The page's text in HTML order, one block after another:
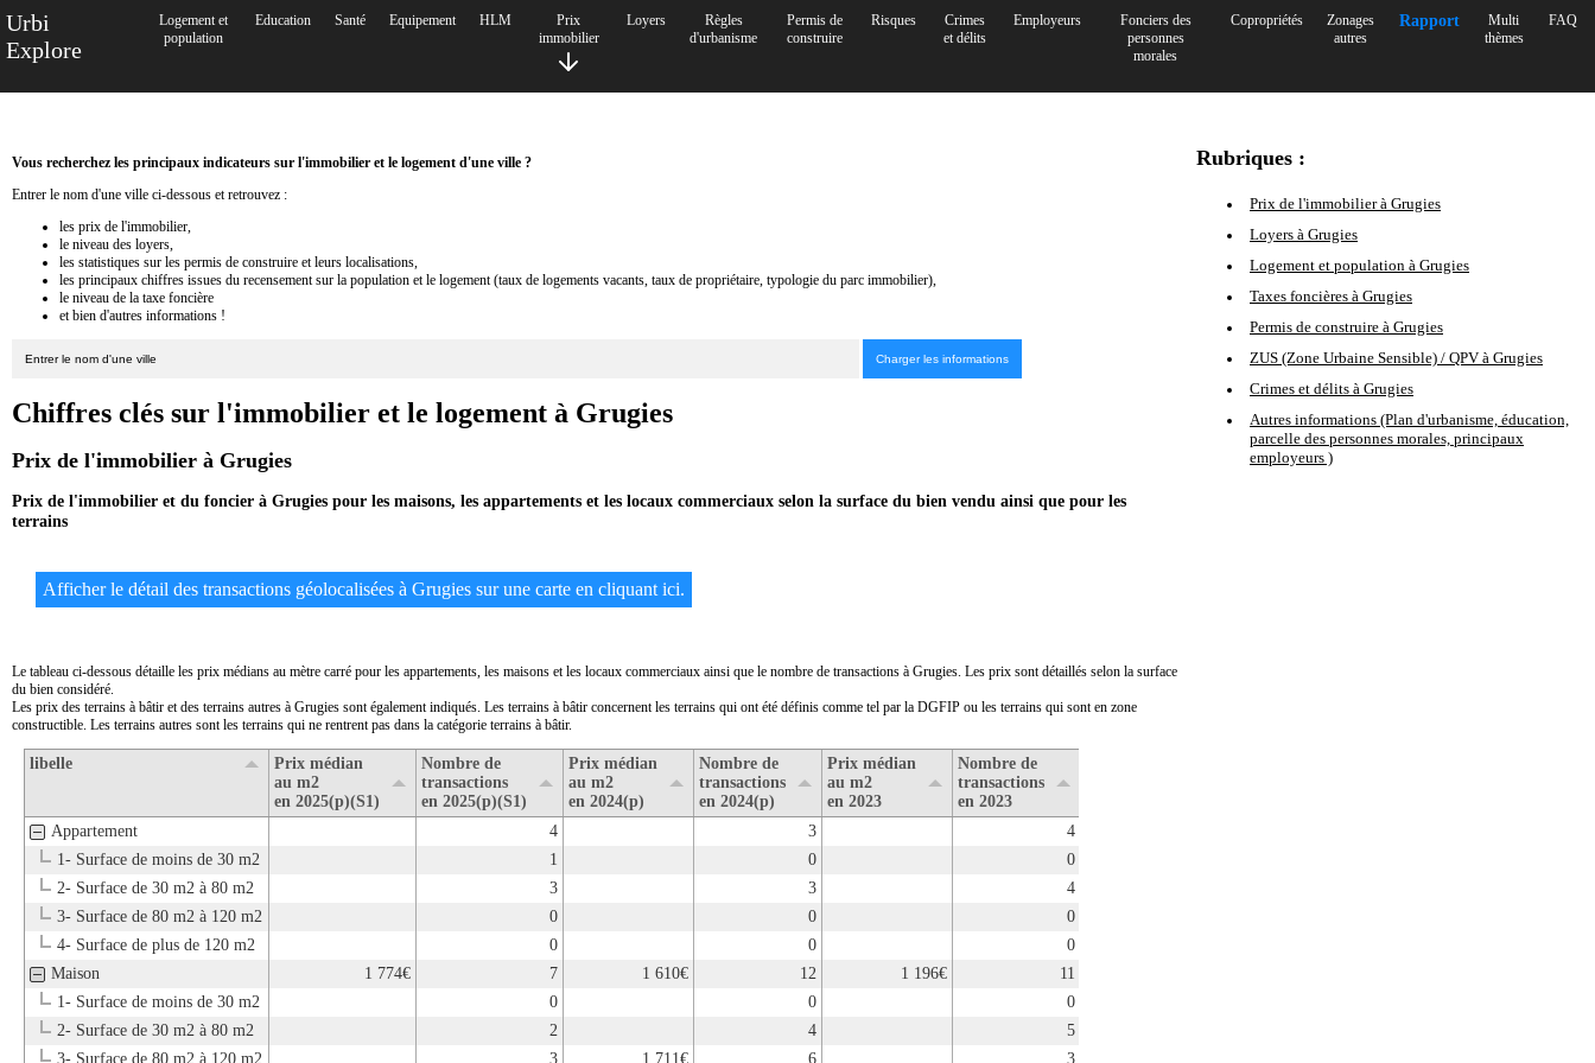
Urbi
Explore
Logement et
population
Education Santé Equipement HLM
Prix
immobilier
Loyers
Règles
d'urbanisme
Permis de
construire
Risques
Crimes
et délits
Employeurs
Fonciers des
personnes
morales
Copropriétés
Zonages
autres
Rapport
Multi
thèmes
FAQ
Rubriques :
Prix de l'immobilier à Grugies
Loyers à Grugies
Logement et population à Grugies
Taxes foncières à Grugies
Permis de construire à Grugies
ZUS (Zone Urbaine Sensible) / QPV à Grugies
Crimes et délits à Grugies
Autres informations (Plan d'urbanisme, éducation,
parcelle des personnes morales, principaux
employeurs )
Vous recherchez les principaux indicateurs sur l'immobilier et le logement d'une ville ?
Entrer le nom d'une ville ci-dessous et retrouvez :
les prix de l'immobilier,
le niveau des loyers,
les statistiques sur les permis de construire et leurs localisations,
les principaux chiffres issues du recensement sur la population et le logement (taux de logements vacants, taux de propriétaire, typologie du parc immobilier),
le niveau de la taxe foncière
et bien d'autres informations !
Chiffres clés sur l'immobilier et le logement à Grugies
Prix de l'immobilier à Grugies
Prix de l'immobilier et du foncier à Grugies pour les maisons, les appartements et les locaux commerciaux selon la surface du bien vendu ainsi que pour les
terrains
Afficher le détail des transactions géolocalisées à Grugies sur une carte en cliquant ici.
Le tableau ci-dessous détaille les prix médians au mètre carré pour les appartements, les maisons et les locaux commerciaux ainsi que le nombre de transactions à Grugies. Les prix sont détaillés selon la surface
du bien considéré.
Les prix des terrains à bâtir et des terrains autres à Grugies sont également indiqués. Les terrains à bâtir concernent les terrains qui ont été définis comme tel par la DGFIP ou les terrains qui sont en zone
constructible. Les terrains autres sont les terrains qui ne rentrent pas dans la catégorie terrains à bâtir.
libelle
Prix médian
au m2
en 2025(p)(S1)
Nombre de
transactions
en 2025(p)(S1)
Prix médian
au m2
en 2024(p)
Nombre de
transactions
en 2024(p)
Prix médian
au m2
en 2023
Nombre de
transactions
en 2023
Appartement
4 3 4
1- Surface de moins de 30 m2
1 0 0
2- Surface de 30 m2 à 80 m2
3 3 4
3- Surface de 80 m2 à 120 m2
0 0 0
4- Surface de plus de 120 m2
0 0 0
Maison
1 774€ 7 1 610€ 12 1 196€ 11
1- Surface de moins de 30 m2
0 0 0
2- Surface de 30 m2 à 80 m2
2 4 5
3- Surface de 80 m2 à 120 m2
3 1 711€ 6 3